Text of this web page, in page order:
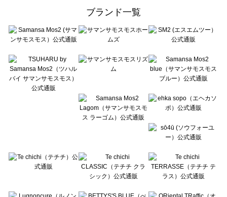
Te chichi（テチチ）の一覧
Te chichi CLASSIC（テチチ クラシック）の一覧
Lugnoncure（ルノンキュール）の一覧
BETTY'S BLUE（べティーズブルー）の一覧
Wpc.（ワールドパーティー）の一覧
ブランド一覧